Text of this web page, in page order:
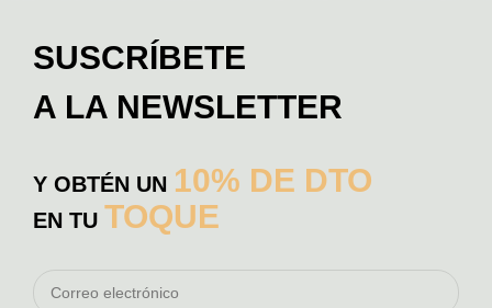
SUSCRÍBETE
A LA NEWSLETTER
Y OBTÉN UN 10% DE DTO
EN TU TOQUE